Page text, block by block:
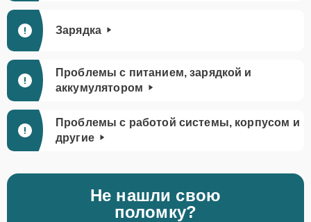
Зарядка
Проблемы с питанием, зарядкой и
аккумулятором
Проблемы с работой системы, корпусом и
другие
Не нашли свою
поломку?